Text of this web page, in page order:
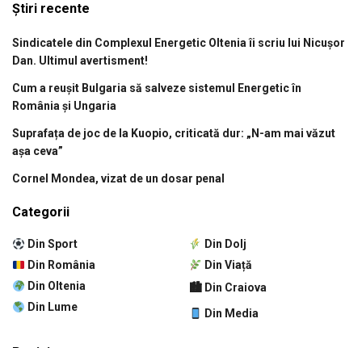
Știri recente
Sindicatele din Complexul Energetic Oltenia îi scriu lui Nicușor
Dan. Ultimul avertisment!
Cum a reușit Bulgaria să salveze sistemul Energetic în
România și Ungaria
Suprafața de joc de la Kuopio, criticată dur: „N-am mai văzut
așa ceva”
Cornel Mondea, vizat de un dosar penal
Categorii
Din Sport
Din România
Din Oltenia
Din Lume
Din Dolj
Din Viață
🏙 Din Craiova
Din Media